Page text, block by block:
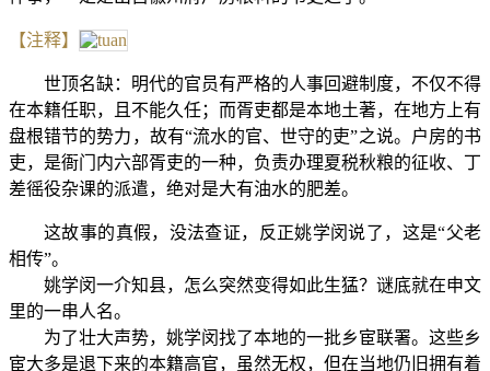
【注释】
世顶名缺：明代的官员有严格的人事回避制度，不仅不得
在本籍任职，且不能久任；而胥吏都是本地土著，在地方上有
盘根错节的势力，故有“流水的官、世守的吏”之说。户房的书
吏，是衙门内六部胥吏的一种，负责办理夏税秋粮的征收、丁
差徭役杂课的派遣，绝对是大有油水的肥差。
这故事的真假，没法查证，反正姚学闵说了，这是“父老
相传”。
姚学闵一介知县，怎么突然变得如此生猛？谜底就在申文
里的一串人名。
为了壮大声势，姚学闵找了本地的一批乡宦联署。这些乡
宦大多是退下来的本籍高官，虽然无权，但在当地仍旧拥有着